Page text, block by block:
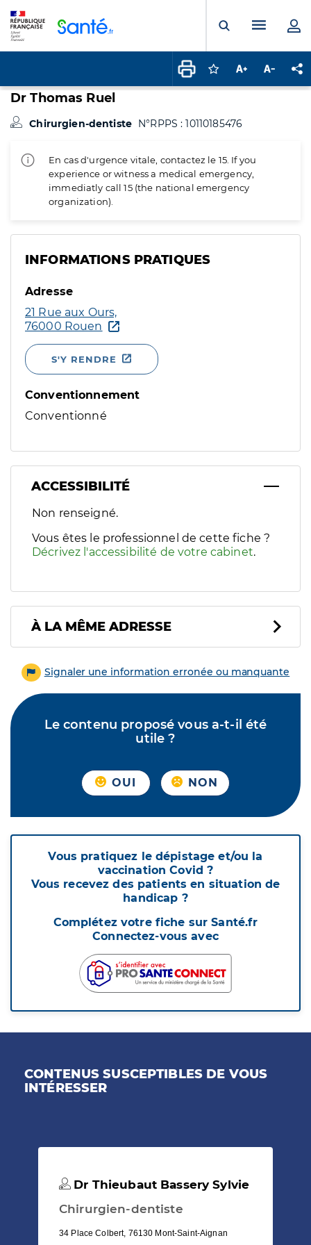
Ouvrir laMenu
Connectez-vous
Augmenter la
Dr Thomas Ruel
Chirurgien-dentiste N°RPPS : 10110185476
En cas d'urgence vitale, contactez le 15. If you
experience or witness a medical emergency,
immediatly call 15 (the national emergency
organization).
INFORMATIONS PRATIQUES
Adresse
21 Rue aux Ours,
76000 Rouen
S'Y RENDRE
Conventionnement
Conventionné
ACCESSIBILITÉ
Filtres
Sélectionnez un ou plusieurs handicaps/besoins
Non renseigné.
Vous êtes le professionnel de cette fiche ?
Décrivez l'accessibilité de votre cabinet.
À LA MÊME ADRESSE
Signaler une information erronée ou manquante
Le contenu proposé vous a-t-il été
utile ?
OUI NON
Vous pratiquez le dépistage et/ou la
vaccination Covid ?
Vous recevez des patients en situation de
handicap ?
Complétez votre fiche sur Santé.fr
Connectez-vous avec
CONTENUS SUSCEPTIBLES DE VOUS
INTÉRESSER
Dr Thieubaut Bassery Sylvie
Chirurgien-dentiste
34 Place Colbert, 76130 Mont-Saint-Aignan